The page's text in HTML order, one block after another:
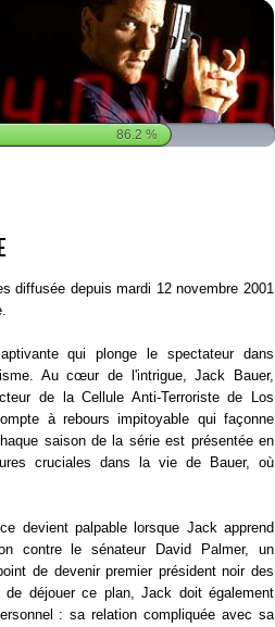
86.2%
diffusée depuis mardi 12 novembre 2001
qui plonge le spectateur dans
Au cœur de l'intrigue, Jack Bauer,
de la Cellule Anti-Terroriste de Los
à rebours impitoyable qui façonne
saison de la série est présentée en
cruciales dans la vie de Bauer, où
devient palpable lorsque Jack apprend
contre le sénateur David Palmer, un
de devenir premier président noir des
de déjouer ce plan, Jack doit également
: sa relation compliquée avec sa